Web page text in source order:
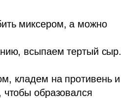
миксером, а можно
всыпаем тертый сыр.
кладем на противень и
образовался